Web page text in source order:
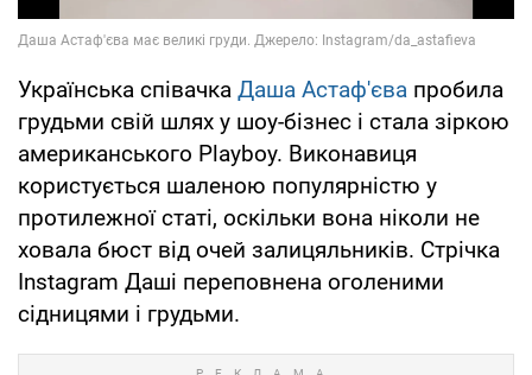
Українська співачка Даша Астаф'єва пробила
грудьми свій шлях у шоу-бізнес і стала зіркою
американського Playboy. Виконавиця
користується шаленою популярністю у
протилежної статі, оскільки вона ніколи не
ховала бюст від очей залицяльників. Стрічка
Instagram Даші переповнена оголеними
сідницями і грудьми.